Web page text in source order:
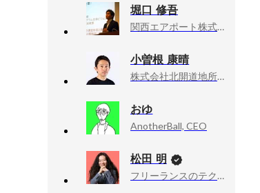
堀口 修吾
関西エアポート株式会社, HRBP
小曽根 康晴
株式会社北開道地所, 最高人事責任者 (CHRO)
おゆ
AnotherBall, CEO
松田 明
フリーランスのテクニカルアドバイザー業, 技術顧問